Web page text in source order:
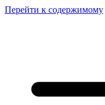
Перейти к содержимому